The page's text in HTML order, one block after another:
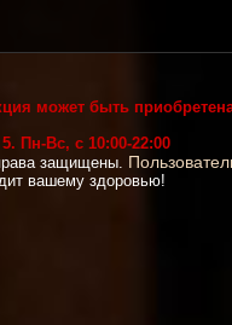
может быть
Пн-Вс, с 10:00-22:00
защищены.
вашему здоровью!